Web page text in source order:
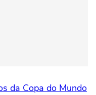
da Copa do Mundo